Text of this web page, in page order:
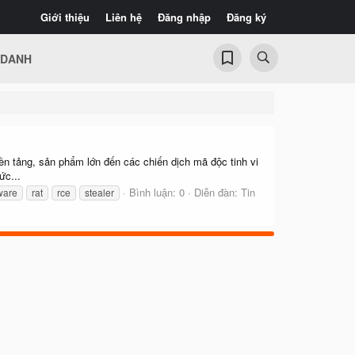
Giới thiệu Liên hệ Đăng nhập Đăng ký
tảng, sản phẩm lớn đến các chiến dịch mã độc tinh vi
rat rce stealer Bình luận: 0 Diễn đàn: Tin